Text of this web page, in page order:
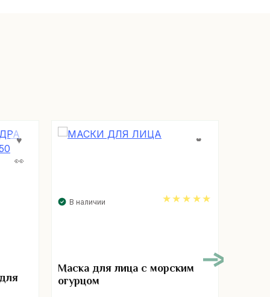
В наличии
Маска для лица с морским
огурцом